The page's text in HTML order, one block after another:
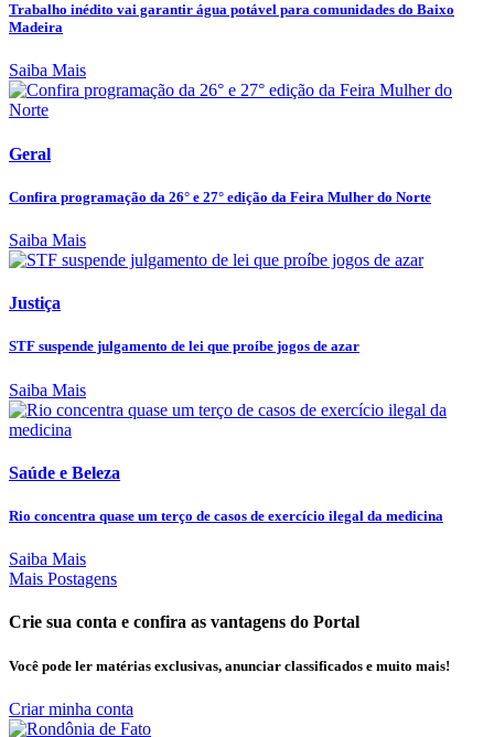
Trabalho inédito vai garantir água potável para comunidades do Baixo
Madeira
Saiba Mais
Geral
Confira programação da 26° e 27° edição da Feira Mulher do Norte
Saiba Mais
Justiça
STF suspende julgamento de lei que proíbe jogos de azar
Saiba Mais
Saúde e Beleza
Rio concentra quase um terço de casos de exercício ilegal da medicina
Saiba Mais
Mais Postagens
Crie sua conta e confira as vantagens do Portal
Você pode ler matérias exclusivas, anunciar classificados e muito mais!
Criar minha conta